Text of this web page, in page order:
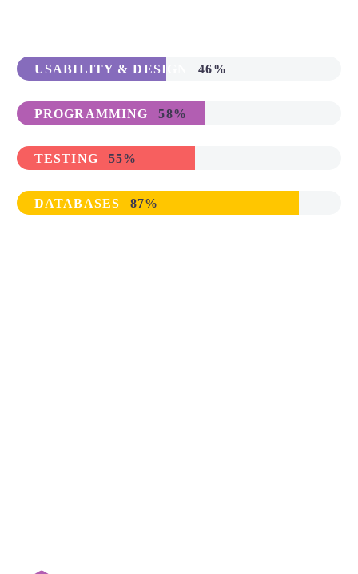
USABILITY & DESIGN 46%
PROGRAMMING 58%
TESTING 55%
DATABASES 87%